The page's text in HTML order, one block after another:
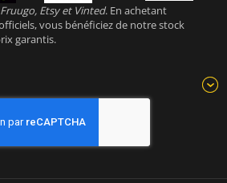
Etsy et Vinted. En achetant
vous bénéficiez de notre stock
garantis.